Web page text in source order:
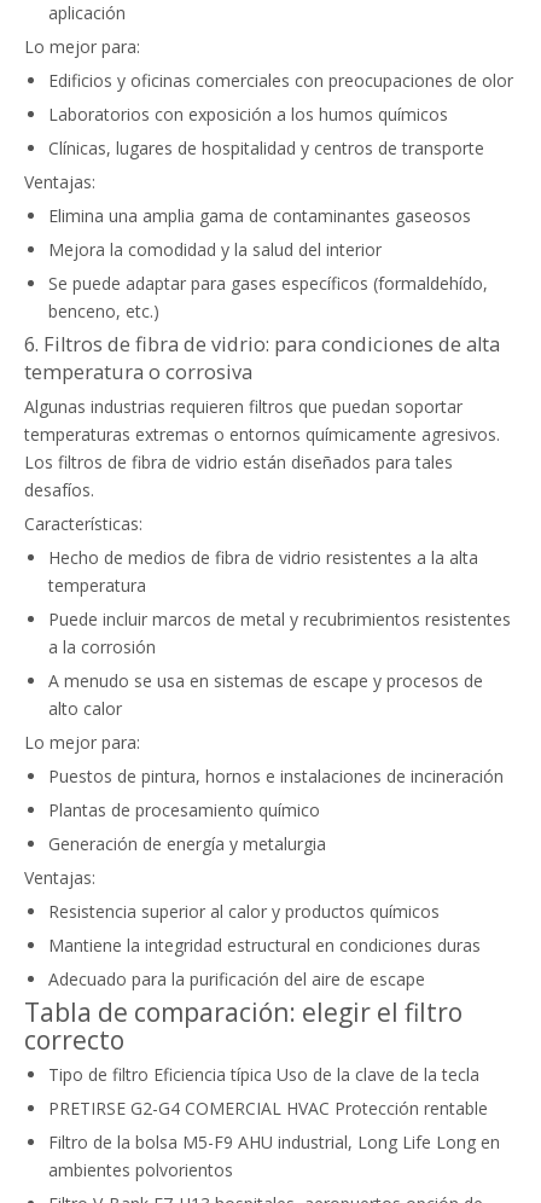
aplicación
Lo mejor para:
Edificios y oficinas comerciales con preocupaciones de olor
Laboratorios con exposición a los humos químicos
Clínicas, lugares de hospitalidad y centros de transporte
Ventajas:
Elimina una amplia gama de contaminantes gaseosos
Mejora la comodidad y la salud del interior
Se puede adaptar para gases específicos (formaldehído,
benceno, etc.)
6. Filtros de fibra de vidrio: para condiciones de alta
temperatura o corrosiva
Algunas industrias requieren filtros que puedan soportar
temperaturas extremas o entornos químicamente agresivos.
Los filtros de fibra de vidrio están diseñados para tales
desafíos.
Características:
Hecho de medios de fibra de vidrio resistentes a la alta
temperatura
Puede incluir marcos de metal y recubrimientos resistentes
a la corrosión
A menudo se usa en sistemas de escape y procesos de
alto calor
Lo mejor para:
Puestos de pintura, hornos e instalaciones de incineración
Plantas de procesamiento químico
Generación de energía y metalurgia
Ventajas:
Resistencia superior al calor y productos químicos
Mantiene la integridad estructural en condiciones duras
Adecuado para la purificación del aire de escape
Tabla de comparación: elegir el filtro
correcto
Tipo de filtro Eficiencia típica Uso de la clave de la tecla
PRETIRSE G2-G4 COMERCIAL HVAC Protección rentable
Filtro de la bolsa M5-F9 AHU industrial, Long Life Long en
ambientes polvorientos